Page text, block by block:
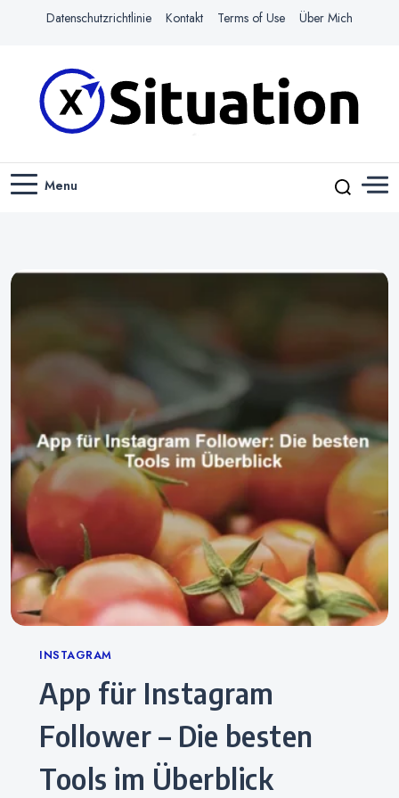
Datenschutzrichtlinie Kontakt Terms of Use Über Mich
X-SITUATION
Menu
Categories
INSTAGRAM
App für Instagram
Follower – Die besten
Tools im Überblick